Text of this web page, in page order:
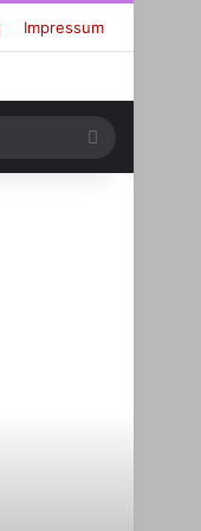
Impressum
Suchen
nach